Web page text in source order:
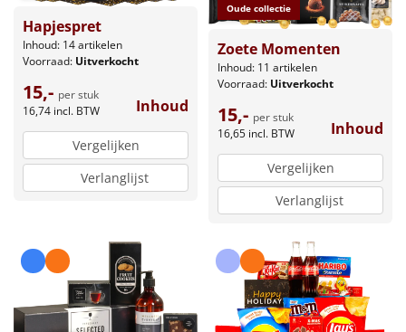
Hapjespret
Inhoud: 14 artikelen
Voorraad: Uitverkocht
15,- per stuk
16,74 incl. BTW Inhoud
Vergelijken
Verlanglijst
Oude collectie
Zoete Momenten
Inhoud: 11 artikelen
Voorraad: Uitverkocht
15,- per stuk
16,65 incl. BTW Inhoud
Vergelijken
Verlanglijst